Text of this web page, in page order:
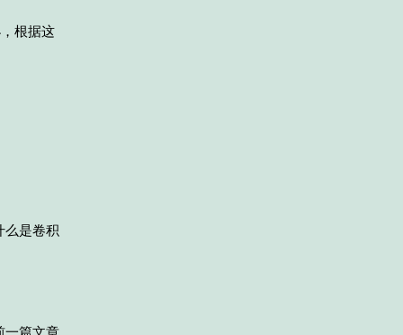
根据这
么是卷积